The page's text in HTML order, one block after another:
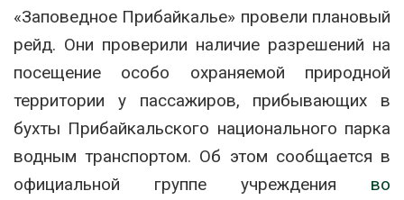
«Заповедное Прибайкалье» провели плановый
рейд. Они проверили наличие разрешений на
посещение особо охраняемой природной
территории у пассажиров, прибывающих в
бухты Прибайкальского национального парка
водным транспортом. Об этом сообщается в
официальной группе учреждения во